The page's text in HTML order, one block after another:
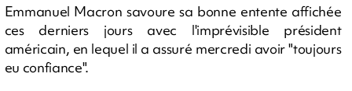
Emmanuel Macron savoure sa bonne entente affichée
ces derniers jours avec l'imprévisible président
américain, en lequel il a assuré mercredi avoir "toujours
eu confiance".